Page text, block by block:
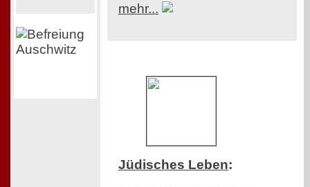
mehr...
Jüdisches Leben: